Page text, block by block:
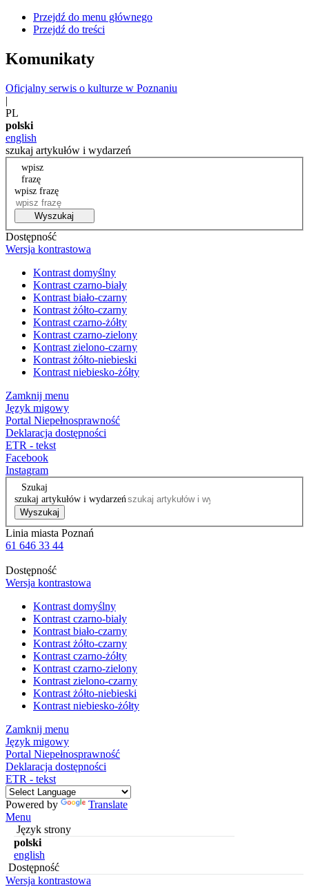
Przejdź do menu głównego
Przejdź do treści
Komunikaty
Oficjalny serwis o kulturze w Poznaniu
|
PL
polski
english
szukaj artykułów i wydarzeń
wpisz
frazę
wpisz frazę
Wyszukaj
Dostępność
Wersja kontrastowa
Kontrast domyślny
Kontrast czarno-biały
Kontrast biało-czarny
Kontrast żółto-czarny
Kontrast czarno-żółty
Kontrast czarno-zielony
Kontrast zielono-czarny
Kontrast żółto-niebieski
Kontrast niebiesko-żółty
Zamknij menu
Język migowy
Portal Niepełnosprawność
Deklaracja dostępności
ETR - tekst
Facebook
Instagram
Szukaj
szukaj artykułów i wydarzeń
Wyszukaj
Linia miasta Poznań
61 646 33 44
Dostępność
Wersja kontrastowa
Kontrast domyślny
Kontrast czarno-biały
Kontrast biało-czarny
Kontrast żółto-czarny
Kontrast czarno-żółty
Kontrast czarno-zielony
Kontrast zielono-czarny
Kontrast żółto-niebieski
Kontrast niebiesko-żółty
Zamknij menu
Język migowy
Portal Niepełnosprawność
Deklaracja dostępności
ETR - tekst
Powered by
Translate
Menu
Język strony
polski
english
Dostępność
Wersja kontrastowa